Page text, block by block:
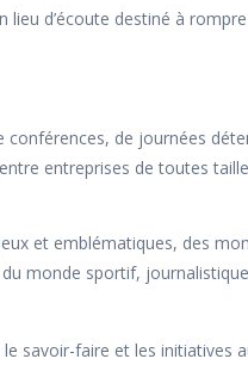
d’écoute destiné à
conférences, de journées
entreprises de toutes
et emblématiques, des
du monde sportif,
savoir-faire et les initiatives